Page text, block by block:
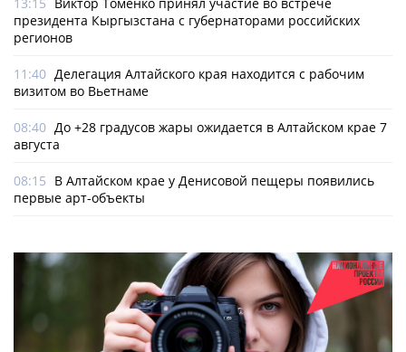
президента Кыргызстана с губернаторами российских
регионов
11:40 Делегация Алтайского края находится с рабочим
визитом во Вьетнаме
08:40 До +28 градусов жары ожидается в Алтайском крае 7
августа
08:15 В Алтайском крае у Денисовой пещеры появились
первые арт-объекты